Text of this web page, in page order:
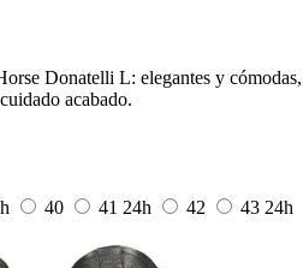
Donatelli L: elegantes y cómodas,
acabado.
40 41 24h 42 43 24h